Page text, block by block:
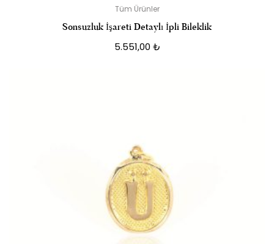
Tüm Ürünler
Sonsuzluk İşareti Detaylı İpli Bileklik
5.551,00 ₺